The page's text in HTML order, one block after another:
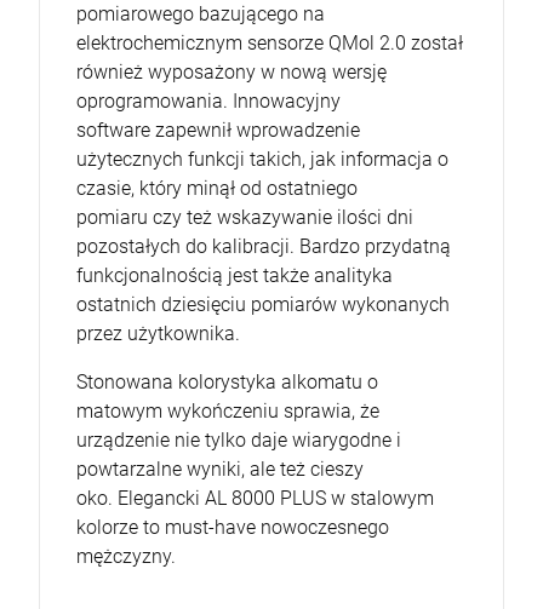
pomiarowego bazującego na
elektrochemicznym sensorze QMol 2.0 został
również wyposażony w nową wersję
oprogramowania. Innowacyjny
software zapewnił wprowadzenie
użytecznych funkcji takich, jak informacja o
czasie, który minął od ostatniego
pomiaru czy też wskazywanie ilości dni
pozostałych do kalibracji. Bardzo przydatną
funkcjonalnością jest także analityka
ostatnich dziesięciu pomiarów wykonanych
przez użytkownika.
Stonowana kolorystyka alkomatu o
matowym wykończeniu sprawia, że
urządzenie nie tylko daje wiarygodne i
powtarzalne wyniki, ale też cieszy
oko. Elegancki AL 8000 PLUS w stalowym
kolorze to must-have nowoczesnego
mężczyzny.